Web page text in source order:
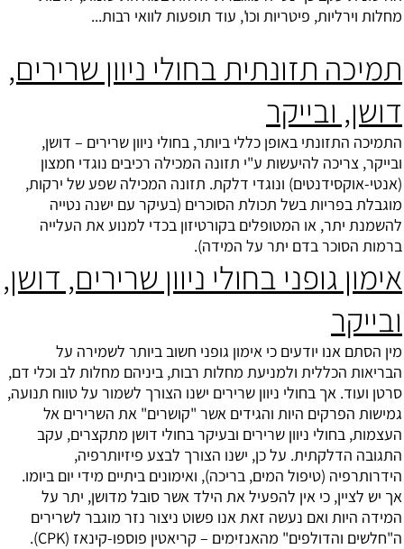
מחלות וירליות, פיטריות וכו', עוד תופעות לוואי רבות...
תמיכה תזונתית בחולי ניוון שרירים,
דושן, ובייקר
התמיכה התזונתי באופן כללי ביותר, בחולי ניוון שרירים – דושן,
ובייקר, צריכה להיעשות ע"י תזונה המכילה רכיבים נוגדי חמצון
(אנטי-אוקסידנטים) ונוגדי דלקת. תזונה המכילה שפע של ירקות,
מוגבלת בפריות בשל תכולת הסוכרים (בעיקר עם ישנה נטייה
להשמנת יתר, או המטופלים בקורטיזון בכדי למנוע את העלייה
ברמות הסוכר בדם יתר על המידה).
אימון גופני בחולי ניוון שרירים, דושן,
ובייקר
מין הסתם אנו יודעים כי אימון גופני חשוב ביותר לשמירה על
הבריאות הכללית ולמניעת מחלות רבות, ביניהם מחלות לב וכלי דם,
סרטן ועוד. אך בחולי ניוון שרירים ישנו הצורך לשמור על טווח תנועה,
גמישות הפרקים היות והגידים אשר "קושרים" את השרירים אל
העצמות, בחולי ניוון שרירים ובעיקר בחולי דושן מתקצרים, עקב
התגובה הדלקתית. על כן, ישנו הצורך לבצע פיזיותרפיה,
הידרותרפיה (טיפול המים, בריכה), ואימונים ביתיים מידי יום ביומו.
אך יש לציין, כי אין להפעיל את הילד אשר סובל מדושן, יתר על
המידה היות ואם נעשה זאת אנו פשוט ניצור נזר מוגבר לשרירים
ה"חלשים והדולפים" מהאנזימים – קריאטין פוספו-קינאז (CPK).